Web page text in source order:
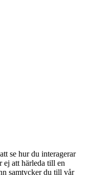
se hur du interagerar
ej att härleda till en
samtycker du till vår